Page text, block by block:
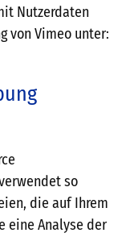
Nutzerdaten
von Vimeo unter:
so
die auf Ihrem
eine Analyse der